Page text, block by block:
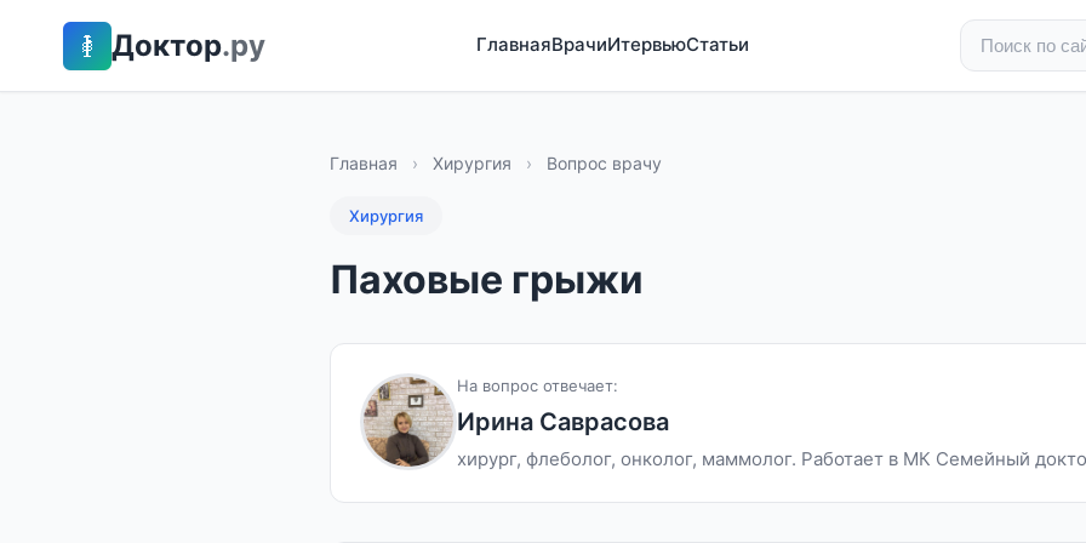
Доктор.ру ГлавнаяВрачиИтервьюСтатьи
Главная › Хирургия › Вопрос врачу
Хирургия
Паховые грыжи
На вопрос отвечает:
Ирина Саврасова
хирург, флеболог, онколог, маммолог. Работает в МК Семейный